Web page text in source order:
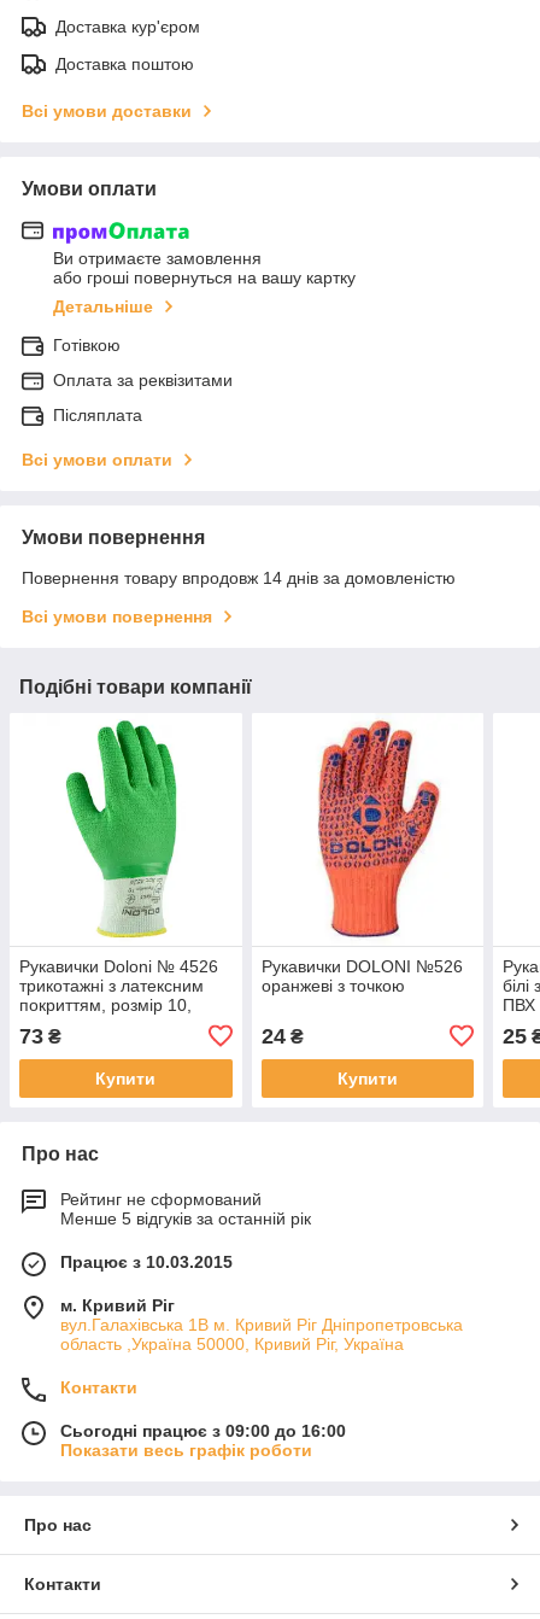
Доставка кур'єром
Доставка поштою
Всі умови доставки
Умови оплати
Ви отримаєте замовлення
або гроші повернуться на вашу картку
Детальніше
Готівкою
Оплата за реквізитами
Післяплата
Всі умови оплати
Умови повернення
Повернення товару впродовж 14 днів за домовленістю
Всі умови повернення
Подібні товари компанії
Рукавички Doloni № 4526
трикотажні з латексним
покриттям, розмір 10,
73 ₴
Купити
Рукавички DOLONI №526
оранжеві з точкою
24₴
Купити
ПВХ
25
Про нас
Рейтинг не сформований
Менше 5 відгуків за останній рік
Працює з 10.03.2015
м. Кривий Ріг
вул.Галахівська 1В м. Кривий Ріг Дніпропетровська
область ,Україна 50000, Кривий Ріг, Україна
Контакти
Сьогодні працює з 09:00 до 16:00
Показати весь графік роботи
Про нас
Контакти